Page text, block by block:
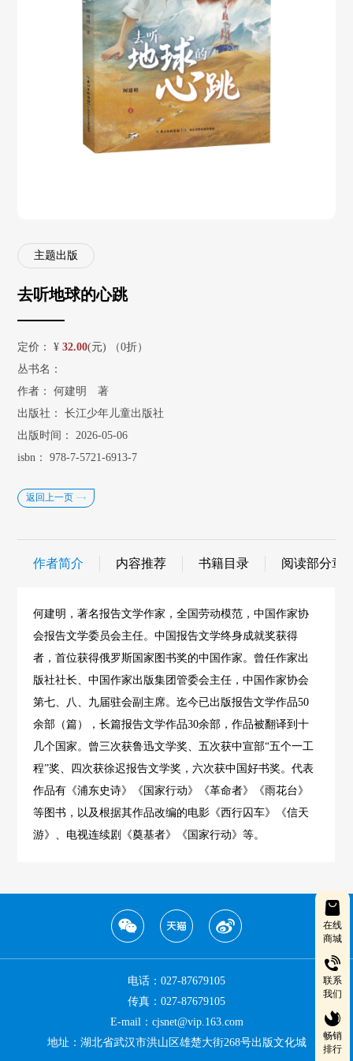
在线
商城
联系
我们
畅销
排行
主题出版
去听地球的心跳
定价： ¥32.00(元) （0折）
丛书名：
作者：
何建明 著
出版社：
长江少年儿童出版社
出版时间：
2026-05-06
isbn：
978-7-5721-6913-7
返回上一页
作者简介 内容推荐 书籍目录 阅读部分章
何建明，著名报告文学作家，全国劳动模范，中国作家协
会报告文学委员会主任。中国报告文学终身成就奖获得
者，首位获得俄罗斯国家图书奖的中国作家。曾任作家出
版社社长、中国作家出版集团管委会主任，中国作家协会
第七、八、九届驻会副主席。迄今已出版报告文学作品50
余部（篇），长篇报告文学作品30余部，作品被翻译到十
几个国家。曾三次获鲁迅文学奖、五次获中宣部“五个一工
程”奖、四次获徐迟报告文学奖，六次获中国好书奖。代表
作品有《浦东史诗》《国家行动》《革命者》《雨花台》
等图书，以及根据其作品改编的电影《西行囚车》《信天
游》、电视连续剧《奠基者》《国家行动》等。
电话：027-87679105
传真：027-87679105
E-mail：cjsnet@vip.163.com
地址：湖北省武汉市洪山区雄楚大街268号出版文化城